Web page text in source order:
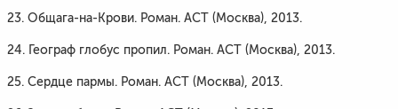
23. Общага-на-Крови. Роман. АСТ (Москва), 2013.
24. Географ глобус пропил. Роман. АСТ (Москва), 2013.
25. Сердце пармы. Роман. АСТ (Москва), 2013.